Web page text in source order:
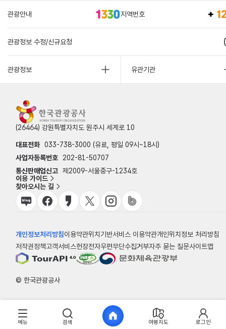
관광안내 지역번호
관광정보 수정/신규요청
관광정보 유관기관
(26464) 강원특별자치도 원주시 세계로 10
대표전화 033-738-3000 (유료, 평일 09시~18시)
사업자등록번호
202-81-50707
통신판매업신고 제2009-서울중구-1234호
이용 가이드
찾아오시는 길
개인정보처리방침이용약관위치기반서비스 이용약관개인위치정보 처리방침
저작권정책고객서비스헌장전자우편무단수집거부자주 묻는 질문사이트맵
© 한국관광공사
메뉴 검색 여행지도 로그인